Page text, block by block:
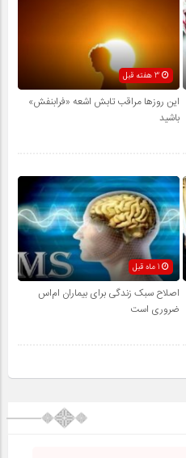
این روزها مراقب تابش اشعه «فرابنفش»
باشید
اصلاح سبک زندگی برای بیماران ام‌اس
ضروری است